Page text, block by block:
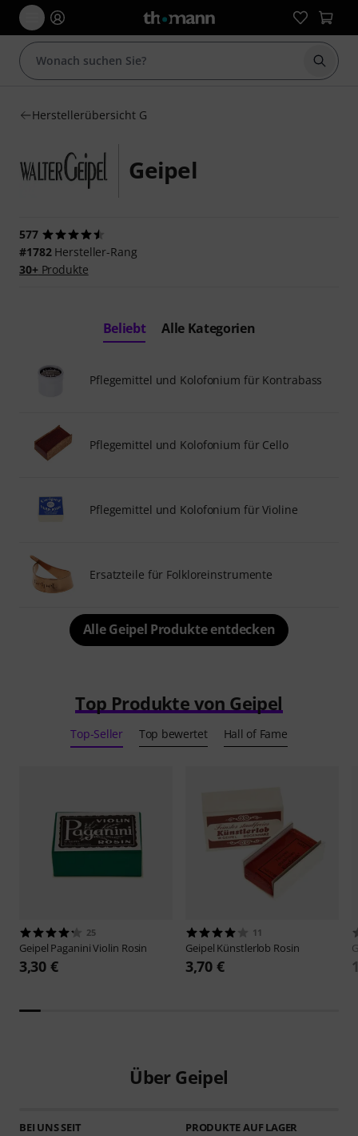
Suche
Herstellerübersicht G
Geipel
577
#1782Hersteller-Rang
30+Produkte
Beliebt Alle Kategorien
Pflegemittel und Kolofonium für Kontrabass
Pflegemittel und Kolofonium für Cello
Pflegemittel und Kolofonium für Violine
Ersatzteile für Folkloreinstrumente
Alle Geipel Produkte entdecken
Top Produkte von Geipel
Top-Seller Top bewertet Hall of Fame
25
Geipel Paganini Violin Rosin
3,30 €
11
Geipel Künstlerlob Rosin
3,70 €
Über Geipel
BEI UNS SEIT PRODUKTE AUF LAGER